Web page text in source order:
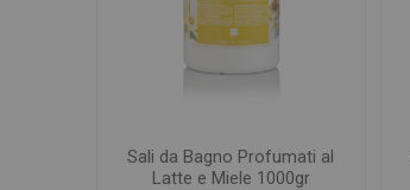
Sali da Bagno Profumati al
Latte e Miele 1000gr